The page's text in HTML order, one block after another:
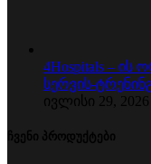
4Hospitals – ის
სერვის-
ივლისი 29, 2026
ჩვენი პროდუქტები